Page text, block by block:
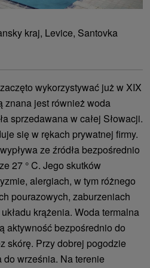
kraj, Levice, Santovka
wykorzystywać już w XIX
znana jest również woda
sprzedawana w całej Słowacji.
się w rękach prywatnej firmy.
ze źródła bezpośrednio
27 ° C. Jego skutków
alergiach, w tym różnego
pourazowych, zaburzeniach
krążenia. Woda termalna
aktywność bezpośrednio do
skórę. Przy dobrej pogodzie
września. Na terenie